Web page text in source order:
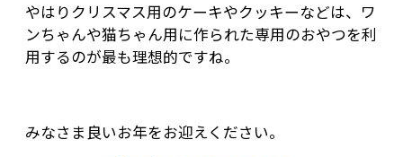
やはりクリスマス用のケーキやクッキーなどは、ワ
ンちゃんや猫ちゃん用に作られた専用のおやつを利
用するのが最も理想的ですね。
みなさま良いお年をお迎えください。